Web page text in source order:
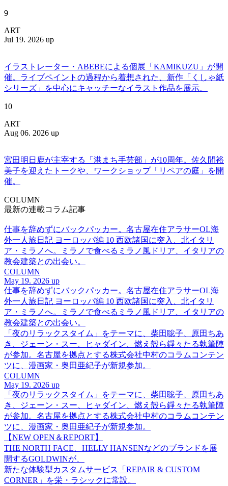
9
ART
Jul 19. 2026 up
イラストレーター・ABEBEによる個展「KAMIKUZU」が開
催。ライブペイントの過程から着想された、新作「くしゃ紙
シリーズ」を中心にキャッチーなイラスト作品を展示。
10
ART
Aug 06. 2026 up
宮田明日鹿が主宰する「港まち手芸部」が10周年。佐久間裕
美子を迎えたトークや、ワークショップ「リペアの庭」を開
催。
COLUMN
最新の連載コラム記事
仕事を辞めずにバックパッカー。名古屋在住アラサーOL海
外一人旅日記 ヨーロッパ編 10 西欧諸国に突入、北イタリ
ア・ミラノへ。ミラノで食べるミラノ風ドリア、イタリアの
教会建築との出会い。
COLUMN
May 19. 2026 up
仕事を辞めずにバックパッカー。名古屋在住アラサーOL海
外一人旅日記 ヨーロッパ編 10 西欧諸国に突入、北イタリ
ア・ミラノへ。ミラノで食べるミラノ風ドリア、イタリアの
教会建築との出会い。
「夜のリラックスタイム」をテーマに、柴田聡子、原田ちあ
き、ジェーン・スー、ヒャダイン、燃え殻ら錚々たる執筆陣
が参加。名古屋を拠点とする株式会社中村のコラムコンテン
ツに、漫画家・奥田亜紀子が新規参加。
COLUMN
May 19. 2026 up
「夜のリラックスタイム」をテーマに、柴田聡子、原田ちあ
き、ジェーン・スー、ヒャダイン、燃え殻ら錚々たる執筆陣
が参加。名古屋を拠点とする株式会社中村のコラムコンテン
ツに、漫画家・奥田亜紀子が新規参加。
【NEW OPEN＆REPORT】
THE NORTH FACE、HELLY HANSENなどのブランドを展
開するGOLDWINが、
新たな体験型カスタムサービス「REPAIR & CUSTOM
CORNER」を栄・ラシックに常設。